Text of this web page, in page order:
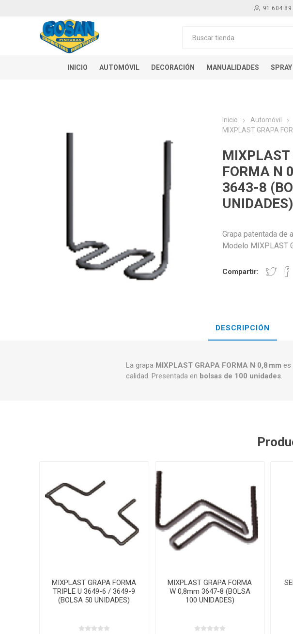
91 604 89
INICIO AUTOMÓVIL DECORACIÓN MANUALIDADES
Inicio Automóvil
MIXPLAST GRAPA
MIXPLAST
FORMA N
3643-8
UNIDADES)
Grapa patentada de
Modelo MIXPLAST
Compartir:
DESCRIPCIÓN
La grapa MIXPLAST GRAPA FORMA N 0,8 mm es
calidad. Presentada en bolsas de 100 unidades.
MIXPLAST GRAPA FORMA
TRIPLE U 3649-6 / 3649-9
(BOLSA 50 UNIDADES)
MIXPLAST GRAPA FORMA
W 0,8mm 3647-8 (BOLSA
100 UNIDADES)